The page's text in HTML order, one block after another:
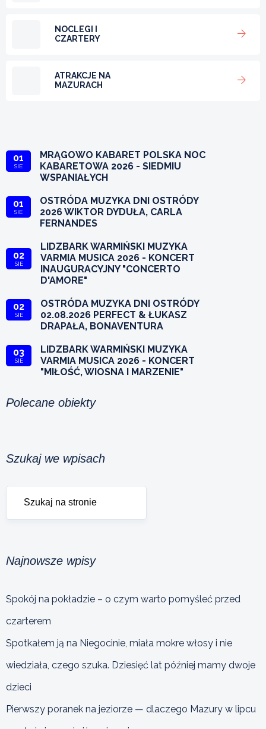
NOCLEGI I
CZARTERY
ATRAKCJE NA
MAZURACH
01
SIE
MRĄGOWO KABARET POLSKA NOC
KABARETOWA 2026 - SIEDMIU
WSPANIAŁYCH
01
SIE
OSTRÓDA MUZYKA DNI OSTRÓDY
2026 WIKTOR DYDUŁA, CARLA
FERNANDES
02
SIE
LIDZBARK WARMIŃSKI MUZYKA
VARMIA MUSICA 2026 - KONCERT
INAUGURACYJNY "CONCERTO
D'AMORE"
02
SIE
OSTRÓDA MUZYKA DNI OSTRÓDY
02.08.2026 PERFECT & ŁUKASZ
DRAPAŁA, BONAVENTURA
03
SIE
LIDZBARK WARMIŃSKI MUZYKA
VARMIA MUSICA 2026 - KONCERT
"MIŁOŚĆ, WIOSNA I MARZENIE"
Polecane obiekty
Szukaj we wpisach
Najnowsze wpisy
Spokój na pokładzie – o czym warto pomyśleć przed
czarterem
Spotkałem ją na Niegocinie, miała mokre włosy i nie
wiedziała, czego szuka. Dziesięć lat później mamy dwoje
dzieci
Pierwszy poranek na jeziorze — dlaczego Mazury w lipcu